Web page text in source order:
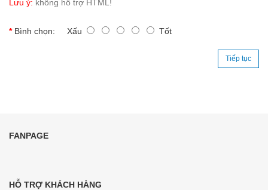
Lưu ý: không hỗ trợ HTML!
Bình chọn: Xấu Tốt
Tiếp tục
FANPAGE
HỖ TRỢ KHÁCH HÀNG